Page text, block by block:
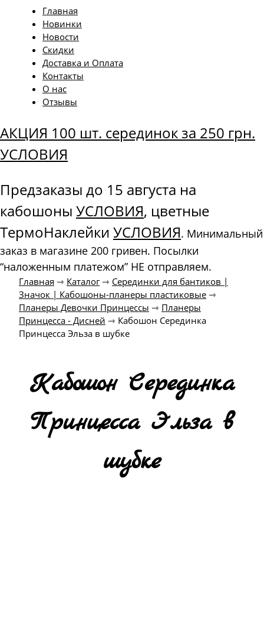
Главная
Новинки
Новости
Скидки
Доставка и Оплата
Контакты
О нас
Отзывы
АКЦИЯ 100 шт. серединок за 250 грн.
УСЛОВИЯ
Предзаказы до 15 августа на
кабошоны УСЛОВИЯ, цветные
ТермоНаклейки УСЛОВИЯ. Минимальный
заказ в магазине 200 гривен. Посылки
“наложенным платежом” НЕ отправляем.
Главная ⇾ Каталог⇾ Серединки для бантиков |
Значок | Кабошоны-планеры пластиковые ⇾
Планеры Девочки Принцессы ⇾ Планеры
Принцесса - Дисней ⇾ Кабошон Серединка
Принцесса Эльза в шубке
Кабошон Серединка
Принцесса Эльза в
шубке